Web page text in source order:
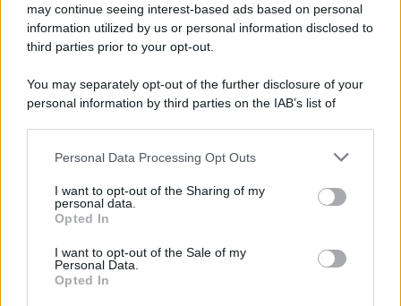
may continue seeing interest-based ads based on personal
information utilized by us or personal information disclosed to
third parties prior to your opt-out.
You may separately opt-out of the further disclosure of your
personal information by third parties on the IAB’s list of
This information may also be disclosed by us to third parties
disclose it to other third parties.
Please note that this website/app uses one or more Google
services and may gather and store information including but
not limited to your visit or usage behaviour. You may click to
grant or deny consent to Google and its third-party tags to
Personal Data Processing Opt Outs
I want to opt-out of the Sharing of my
personal data.
Opted In
I want to opt-out of the Sale of my
Personal Data.
Opted In